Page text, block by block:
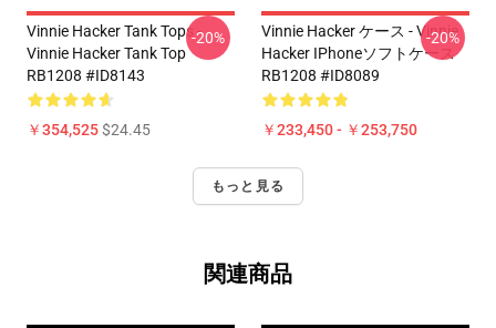
Vinnie Hacker Tank Tops -
Vinnie Hacker Tank Top
RB1208 #ID8143
￥354,525$24.45
-20%
Vinnie Hacker ケース - Vinnie
Hacker IPhoneソフトケース
RB1208 #ID8089
￥233,450 - ￥253,750
-20%
もっと見る
関連商品